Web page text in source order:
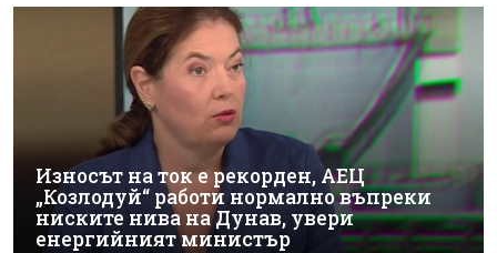
Износът на ток е рекорден, АЕЦ
„Козлодуй“ работи нормално въпреки
ниските нива на Дунав, увери
енергийният министър